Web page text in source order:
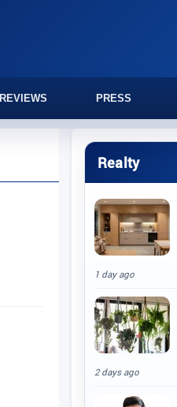
REVIEWS PRESS
Realty
1 day ago
2 days ago